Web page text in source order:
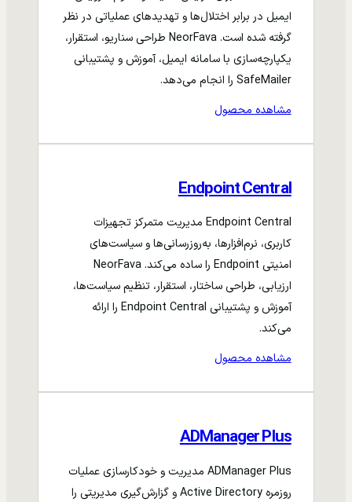
ایمیل در برابر اختلال‌ها و تهدیدهای عملیاتی در نظر
گرفته شده است. NeorFava طراحی سناریو، استقرار،
یکپارچه‌سازی با سامانه ایمیل، آموزش و پشتیبانی
SafeMailer را انجام می‌دهد.
مشاهده محصول
Endpoint Central
Endpoint Central مدیریت متمرکز تجهیزات
کاربری، نرم‌افزارها، به‌روزرسانی‌ها و سیاست‌های
امنیتی Endpoint را ساده می‌کند. NeorFava
ارزیابی، طراحی ساختار، استقرار، تنظیم سیاست‌ها،
آموزش و پشتیبانی Endpoint Central را ارائه
می‌کند.
مشاهده محصول
ADManager Plus
ADManager Plus مدیریت و خودکارسازی عملیات
روزمره Active Directory و گزارش‌گیری مدیریتی را